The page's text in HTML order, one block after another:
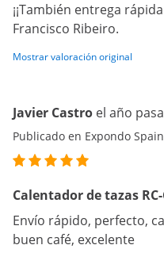
¡¡También entrega
Francisco Ribeiro.
Mostrar valoración original
Javier Castro el año
Publicado en Expondo Spain
Calentador de tazas RC-
Envío rápido, perfecto,
buen café, excelente